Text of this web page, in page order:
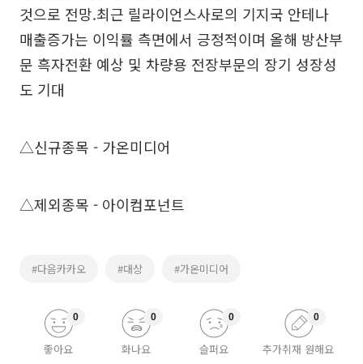
것으로 전망.최근 릴라이언스사로의 기지국 안테나
매출증가는 이익률 측면에서 긍정적이며 올해 방산부
문 흑자전환 예상 및 차량용 전장부문의 장기 성장성
도 기대
△신규종목 - 가온미디어
△제외종목 - 아이컴포넌트
#다음카카오 #대상 #가온미디어
좋아요
0
화나요
0
슬퍼요
0
추가취재 원해요
0